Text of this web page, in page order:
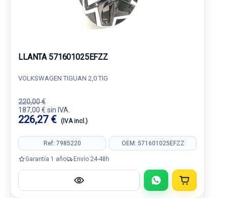
LLANTA 571601025EFZZ
VOLKSWAGEN TIGUAN 2,0 TIG
220,00 €
187,00 € sin IVA.
226,27 € (IVA incl.)
Ref: 7985220 OEM: 571601025EFZZ
Garantía 1 año Envío 24-48h